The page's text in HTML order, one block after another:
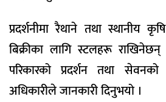
प्रदर्शनीमा रैथाने तथा स्थानीय
बिक्रीका लागि स्टलहरू
परिकारको प्रदर्शन तथा
अधिकारीले जानकारी दिनुभयो ।